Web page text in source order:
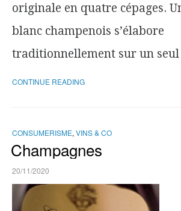
originale en quatre cépages.
blanc champenois s’élabore
traditionnellement sur un
CONTINUE READING
CONSUMERISME, VINS & CO
Champagnes
20/11/2020